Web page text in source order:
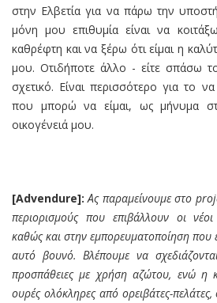
στην Ελβετία για να πάρω την
μόνη μου επιθυμία είναι να
καθρέφτη και να ξέρω ότι είμαι η
μου. Οτιδήποτε άλλο - είτε σπάσω
σχετικό. Είναι περισσότερο για το
που μπορώ να είμαι, ως μήνυμα
οικογένειά μου.
[Advendure]:Ας παραμείνουμε στο pr
περιορισμούς που επιβάλλουν οι
καθώς και στην εμπορευματοποίηση που
αυτό βουνό. Βλέπουμε να
προσπάθειες με χρήση αζώτου, ενώ η
ουρές ολόκληρες από ορειβάτες-